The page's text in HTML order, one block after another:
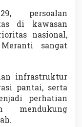
persoalan
di kawasan
nasional,
sangat
infrastruktur
pantai, serta
perhatian
mendukung